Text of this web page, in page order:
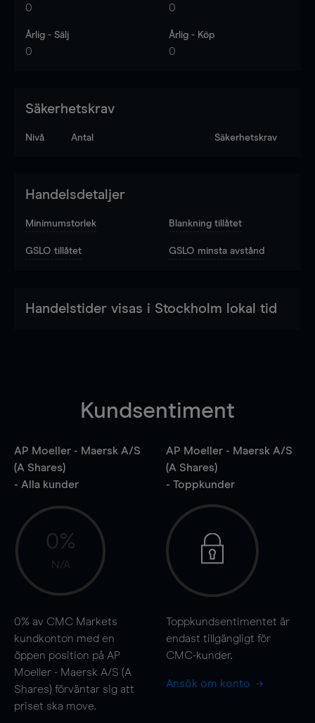
0 0
Årlig - Sälj
0
Årlig - Köp
0
Säkerhetskrav
Nivå Antal Säkerhetskrav
Handelsdetaljer
Minimumstorlek Blankning tillåtet
GSLO tillåtet GSLO minsta avstånd
Handelstider visas i Stockholm lokal tid
Kundsentiment
AP Moeller - Maersk A/S
(A Shares)
- Alla kunder
0%
N/A
0% av CMC Markets
kundkonton med en
öppen position på AP
Moeller - Maersk A/S (A
Shares) förväntar sig att
priset ska move.
AP Moeller - Maersk A/S
(A Shares)
- Toppkunder
Toppkundsentimentet är
endast tillgängligt för
CMC-kunder.
Ansök om konto